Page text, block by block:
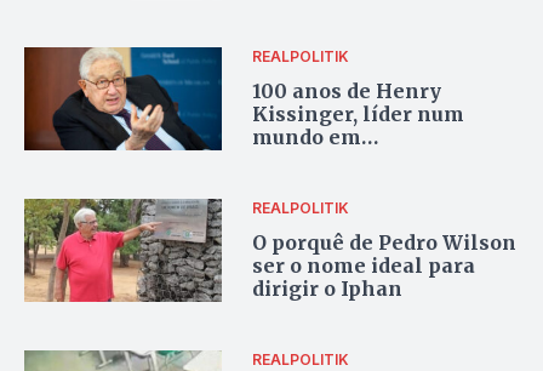
REALPOLITIK
100 anos de Henry
Kissinger, líder num
mundo em
REALPOLITIK
O porquê de Pedro Wilson
ser o nome ideal para
dirigir o Iphan
REALPOLITIK